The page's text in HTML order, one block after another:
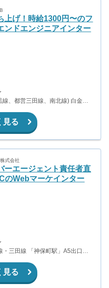
上げ！時給1300円〜のフ
ンドエンジニアインター
、都営三田線、南北線) 白金台
見る
式会社
ーエージェント責任者直
のWebマーケインター
三田線 「神保町駅」A5出口よ
見る